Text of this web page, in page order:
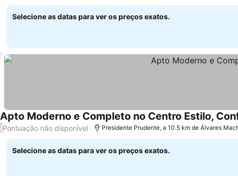
Selecione as datas para ver os preços exatos.
Apto Moderno e Completo no Centro Estilo,
/Pontuação não disponível Presidente Prudente, a 10.5 km de Álvares
Selecione as datas para ver os preços exatos.